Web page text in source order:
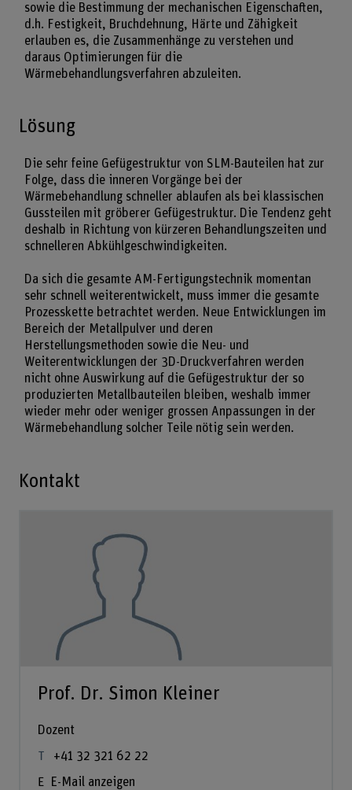
sowie die Bestimmung der mechanischen Eigenschaften,
d.h. Festigkeit, Bruchdehnung, Härte und Zähigkeit
erlauben es, die Zusammenhänge zu verstehen und
daraus Optimierungen für die
Wärmebehandlungsverfahren abzuleiten.
Lösung
Die sehr feine Gefügestruktur von SLM-Bauteilen hat zur
Folge, dass die inneren Vorgänge bei der
Wärmebehandlung schneller ablaufen als bei klassischen
Gussteilen mit gröberer Gefügestruktur. Die Tendenz geht
deshalb in Richtung von kürzeren Behandlungszeiten und
schnelleren Abkühlgeschwindigkeiten.
Da sich die gesamte AM-Fertigungstechnik momentan
sehr schnell weiterentwickelt, muss immer die gesamte
Prozesskette betrachtet werden. Neue Entwicklungen im
Bereich der Metallpulver und deren
Herstellungsmethoden sowie die Neu- und
Weiterentwicklungen der 3D-Druckverfahren werden
nicht ohne Auswirkung auf die Gefügestruktur der so
produzierten Metallbauteilen bleiben, weshalb immer
wieder mehr oder weniger grossen Anpassungen in der
Wärmebehandlung solcher Teile nötig sein werden.
Kontakt
Prof. Dr. Simon Kleiner
Dozent
+41 32 321 62 22
E-Mail anzeigen